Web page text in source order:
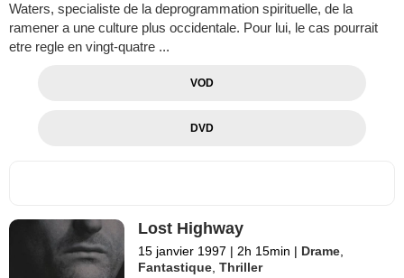
Waters, specialiste de la deprogrammation spirituelle, de la
ramener a une culture plus occidentale. Pour lui, le cas pourrait
etre regle en vingt-quatre ...
VOD
DVD
Lost Highway
15 janvier 1997 | 2h 15min | Drame,
Fantastique,Thriller